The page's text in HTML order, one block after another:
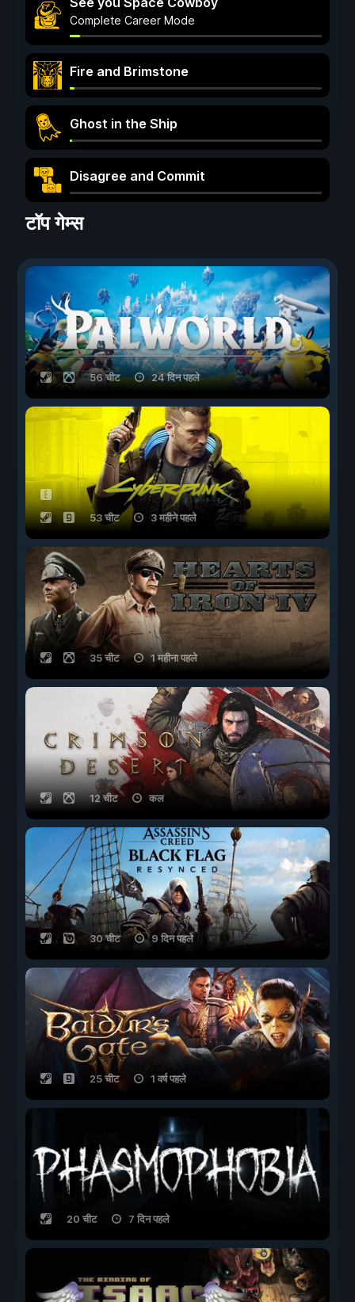
Complete Career Mode
Fire and Brimstone
Ghost in the Ship
Disagree and Commit
टॉप गेम्स
56 चीट 24 दिन पहले
53 चीट 3 महीने पहले
35 चीट 1 महीना पहले
12 चीट कल
30 चीट 9 दिन पहले
25 चीट 1 वर्ष पहले
20 चीट 7 दिन पहले